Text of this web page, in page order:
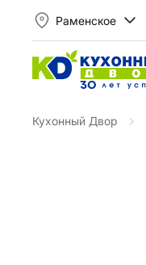
Раменское
Кухонный Двор